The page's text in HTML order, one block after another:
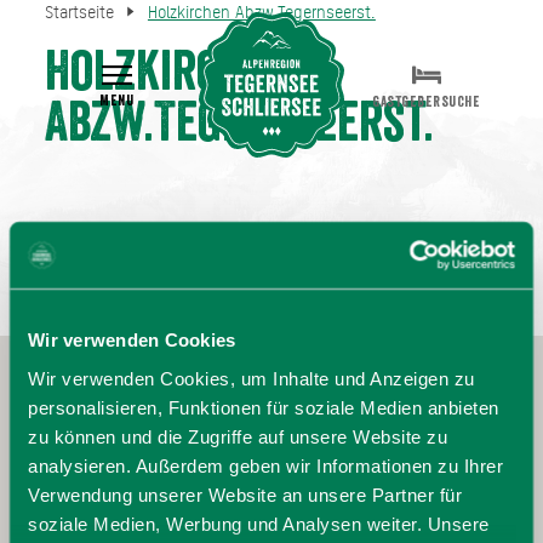
Wir verwenden Cookies
Wir verwenden Cookies, um Inhalte und Anzeigen zu
personalisieren, Funktionen für soziale Medien anbieten
zu können und die Zugriffe auf unsere Website zu
analysieren. Außerdem geben wir Informationen zu Ihrer
Verwendung unserer Website an unsere Partner für
soziale Medien, Werbung und Analysen weiter. Unsere
Startseite Holzkirchen Abzw.Tegernseerst.
Holzkirchen
Abzw.Tegernseerst.
MENU GASTGEBERSUCHE